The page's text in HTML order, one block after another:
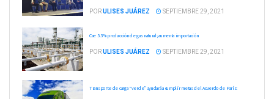
PORULISES JUÁREZ SEPTIEMBRE 29, 2021
Cae 5.3% producción de gas natural; aumenta importación
PORULISES JUÁREZ SEPTIEMBRE 29, 2021
Transporte de carga “verde” ayudará a cumplir metas del Acuerdo de París: